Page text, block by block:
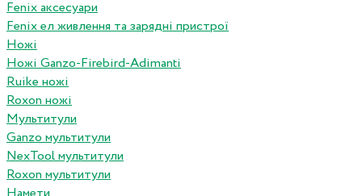
Fenix аксесуари
Fenix ел живлення та зарядні пристрої
Ножі
Ножі Ganzo-Firebird-Adimanti
Ruike ножі
Roxon ножi
Мультитули
Ganzo мультитули
NexTool мультитули
Roxon мультитули